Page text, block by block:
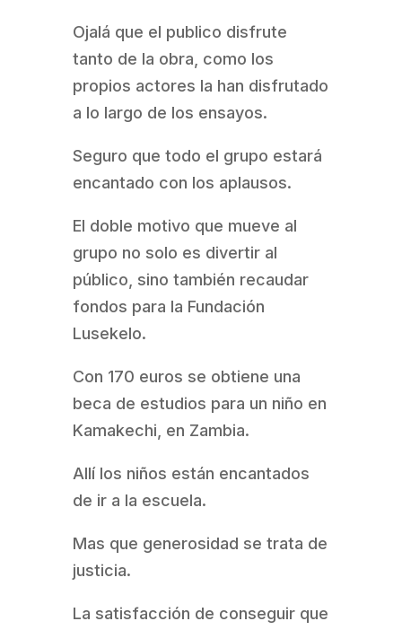
Ojalá que el publico disfrute
tanto de la obra, como los
propios actores la han disfrutado
a lo largo de los ensayos.
Seguro que todo el grupo estará
encantado con los aplausos.
El doble motivo que mueve al
grupo no solo es divertir al
público, sino también recaudar
fondos para la Fundación
Lusekelo.
Con 170 euros se obtiene una
beca de estudios para un niño en
Kamakechi, en Zambia.
Allí los niños están encantados
de ir a la escuela.
Mas que generosidad se trata de
justicia.
La satisfacción de conseguir que